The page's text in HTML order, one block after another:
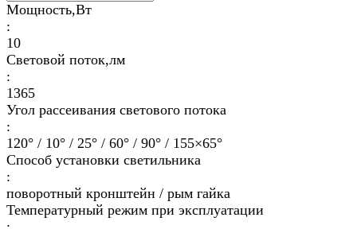
Мощность,Вт
:
10
Световой поток,лм
:
1365
Угол рассеивания светового потока
:
120° / 10° / 25° / 60° / 90° / 155×65°
Способ установки светильника
:
поворотный кронштейн / рым гайка
Температурный режим при эксплуатации